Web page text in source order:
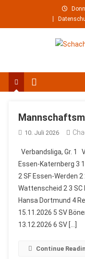
content
10. Juli 2026
Verbandsliga, Gr. 1
Essen-Katernberg 3
2 SF Essen-Werden
Wattenscheid 2 3 SC
Hansa Dortmund 4
15.11.2026 5 SV
13.12.2026 6 SV […]
Continue